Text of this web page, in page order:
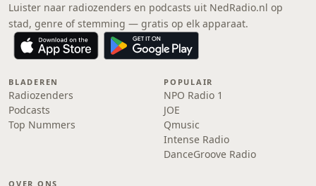
Luister naar radiozenders en podcasts uit NedRadio.nl op
stad, genre of stemming — gratis op elk apparaat.
BLADEREN
Radiozenders
Podcasts
Top Nummers
POPULAIR
NPO Radio 1
JOE
Qmusic
Intense Radio
DanceGroove Radio
OVER ONS